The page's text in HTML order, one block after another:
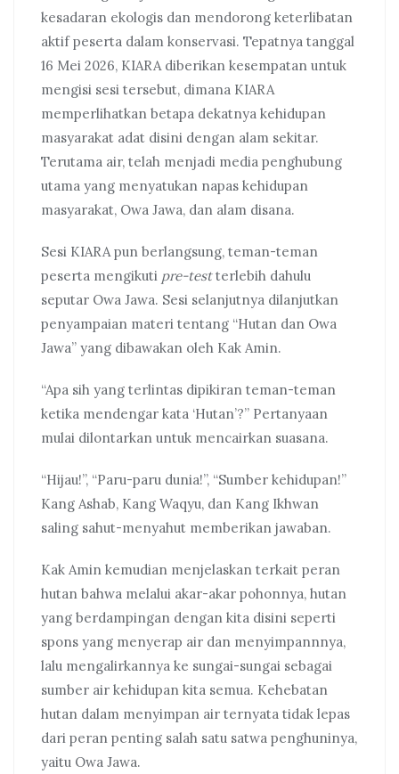
kesadaran ekologis dan mendorong keterlibatan
aktif peserta dalam konservasi. Tepatnya tanggal
16 Mei 2026, KIARA diberikan kesempatan untuk
mengisi sesi tersebut, dimana KIARA
memperlihatkan betapa dekatnya kehidupan
masyarakat adat disini dengan alam sekitar.
Terutama air, telah menjadi media penghubung
utama yang menyatukan napas kehidupan
masyarakat, Owa Jawa, dan alam disana.
Sesi KIARA pun berlangsung, teman-teman
peserta mengikuti pre-testterlebih dahulu
seputar Owa Jawa. Sesi selanjutnya dilanjutkan
penyampaian materi tentang “Hutan dan Owa
Jawa” yang dibawakan oleh Kak Amin.
“Apa sih yang terlintas dipikiran teman-teman
ketika mendengar kata ‘Hutan’?” Pertanyaan
mulai dilontarkan untuk mencairkan suasana.
“Hijau!”, “Paru-paru dunia!”, “Sumber kehidupan!”
Kang Ashab, Kang Waqyu, dan Kang Ikhwan
saling sahut-menyahut memberikan jawaban.
Kak Amin kemudian menjelaskan terkait peran
hutan bahwa melalui akar-akar pohonnya, hutan
yang berdampingan dengan kita disini seperti
spons yang menyerap air dan menyimpannnya,
lalu mengalirkannya ke sungai-sungai sebagai
sumber air kehidupan kita semua. Kehebatan
hutan dalam menyimpan air ternyata tidak lepas
dari peran penting salah satu satwa penghuninya,
yaitu Owa Jawa.